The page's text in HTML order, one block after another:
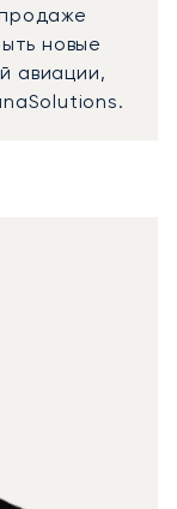
новые
авиации,